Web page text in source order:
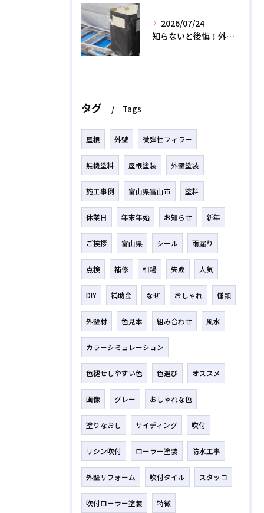
2026/07/24
知らないと後悔！外壁塗装で無機質塗料を選ぶデメリットと3つの罠
タグ Tags
屋根 外壁 微弾性フィラー
無機塗料 屋根塗装 外壁塗装
施工事例 富山県富山市 塗料
休業日 年末年始 お知らせ 新年
ご挨拶 富山県 シール 雨漏り
点検 補修 相場 失敗 人気
DIY 補助金 なぜ おしゃれ 種類
外壁材 色見本 組み合わせ 風水
カラーシミュレーション
色褪せしやすい色 色選び オススメ
画像 グレー おしゃれな色
塗りなおし サイディング 吹付
リシン吹付 ローラー塗装 防水工事
外壁リフォーム 吹付タイル スタッコ
吹付ローラー塗装 特徴